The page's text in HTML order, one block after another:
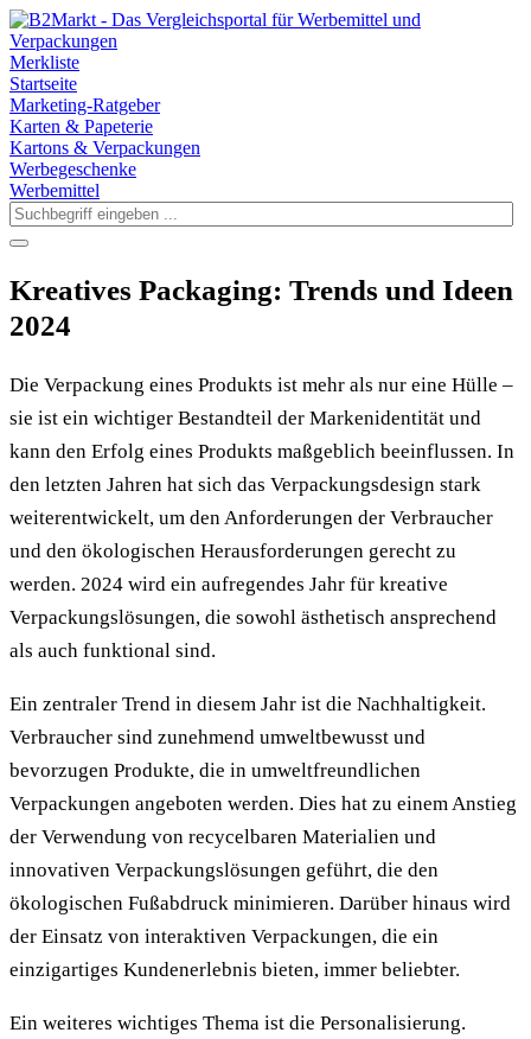
Merkliste
Startseite
Marketing-Ratgeber
Karten & Papeterie
Kartons & Verpackungen
Werbegeschenke
Werbemittel
Kreatives Packaging: Trends und Ideen
2024
Die Verpackung eines Produkts ist mehr als nur eine Hülle –
sie ist ein wichtiger Bestandteil der Markenidentität und
kann den Erfolg eines Produkts maßgeblich beeinflussen. In
den letzten Jahren hat sich das Verpackungsdesign stark
weiterentwickelt, um den Anforderungen der Verbraucher
und den ökologischen Herausforderungen gerecht zu
werden. 2024 wird ein aufregendes Jahr für kreative
Verpackungslösungen, die sowohl ästhetisch ansprechend
als auch funktional sind.
Ein zentraler Trend in diesem Jahr ist die Nachhaltigkeit.
Verbraucher sind zunehmend umweltbewusst und
bevorzugen Produkte, die in umweltfreundlichen
Verpackungen angeboten werden. Dies hat zu einem Anstieg
der Verwendung von recycelbaren Materialien und
innovativen Verpackungslösungen geführt, die den
ökologischen Fußabdruck minimieren. Darüber hinaus wird
der Einsatz von interaktiven Verpackungen, die ein
einzigartiges Kundenerlebnis bieten, immer beliebter.
Ein weiteres wichtiges Thema ist die Personalisierung.